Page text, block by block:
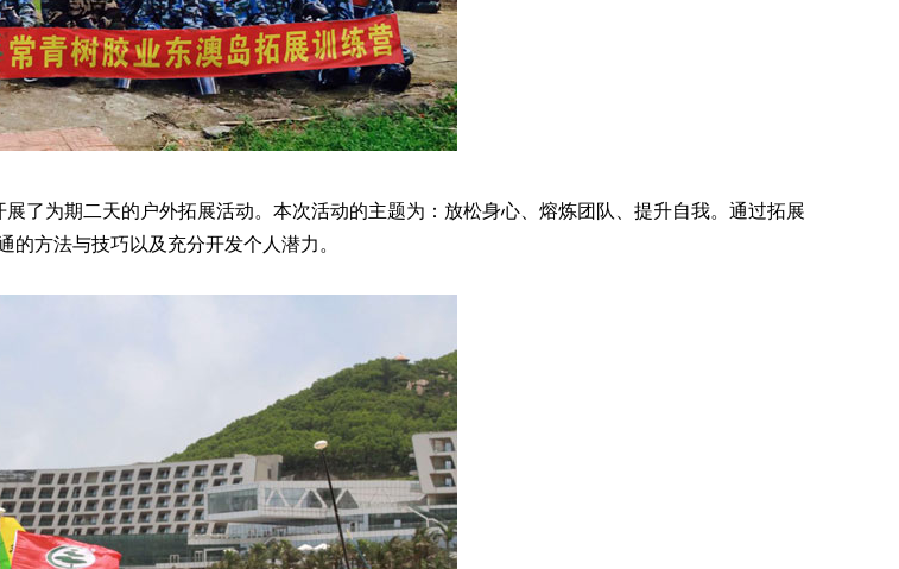
为期二天的户外拓展活动。本次活动的主题为：放松身心、熔炼团队、提升自我。通过拓展
方法与技巧以及充分开发个人潜力。